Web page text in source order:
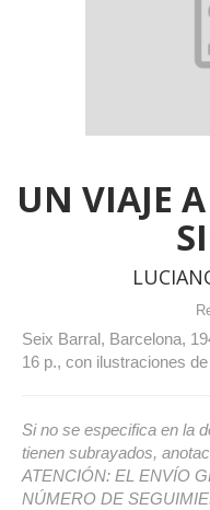
UN VIAJE
Seix Barral, Barcelona,
16 p., con ilustraciones
Si no se especifica en la
tienen subrayados,
ATENCIÓN: EL ENVÍO
NÚMERO DE